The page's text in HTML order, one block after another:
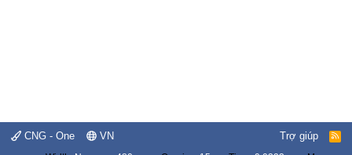
CNG - One VN Trợ giúp
R